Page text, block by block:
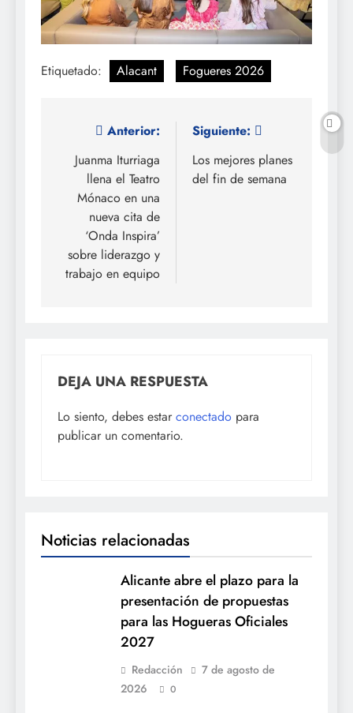
Etiquetado: Alacant Fogueres 2026
Navegación
de
entradas
Anterior:
Juanma Iturriaga
llena el Teatro
Mónaco en una
nueva cita de
‘Onda Inspira’
sobre liderazgo y
trabajo en equipo
Siguiente:
Los mejores planes
del fin de semana
DEJA UNA RESPUESTA
Lo siento, debes estar conectado para
publicar un comentario.
Noticias relacionadas
Alicante abre el plazo para la
presentación de propuestas
para las Hogueras Oficiales
2027
Redacción
7 de agosto de
2026
0